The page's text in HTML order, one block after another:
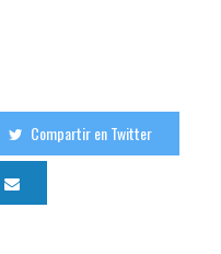
Compartir en Twitter